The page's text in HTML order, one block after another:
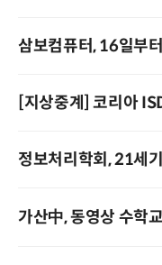
삼보컴퓨터, 16일부
정보처리학회, 21세
가산中, 동영상 수학